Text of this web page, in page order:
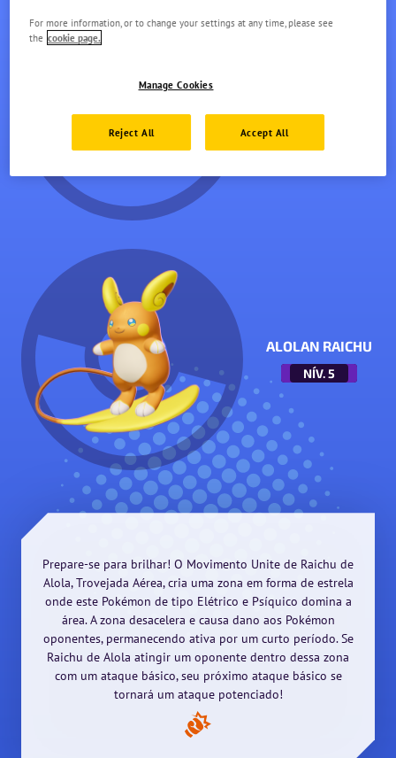
ALOLAN RAICHU
NÍV.5
Prepare-se para brilhar! O Movimento Unite de Raichu de
Alola, Trovejada Aérea, cria uma zona em forma de estrela
onde este Pokémon de tipo Elétrico e Psíquico domina a
área. A zona desacelera e causa dano aos Pokémon
oponentes, permanecendo ativa por um curto período. Se
Raichu de Alola atingir um oponente dentro dessa zona
com um ataque básico, seu próximo ataque básico se
tornará um ataque potenciado!
For more information, or to change your settings at any time, please see
the cookie page.
Manage Cookies
Reject All Accept All